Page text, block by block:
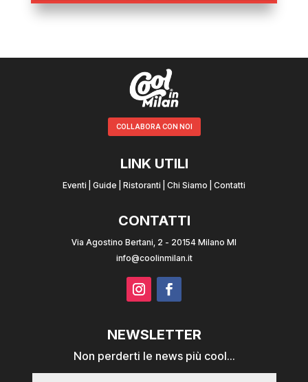
COLLABORA CON NOI
LINK UTILI
Eventi Guide Ristoranti Chi Siamo Contatti
CONTATTI
Via Agostino Bertani, 2 - 20154 Milano MI
info@coolinmilan.it
NEWSLETTER
Non perderti le news più cool...